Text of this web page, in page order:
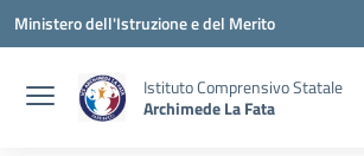
Vai ai contenuti
Vai al menu di navigazione
Vai al footer
Ministero dell'Istruzione e del Merito
Istituto Comprensivo Statale
Archimede La Fata